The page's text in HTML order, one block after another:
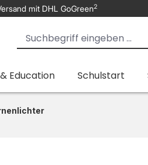
mit DHL GoGreen2
Education Schulstart